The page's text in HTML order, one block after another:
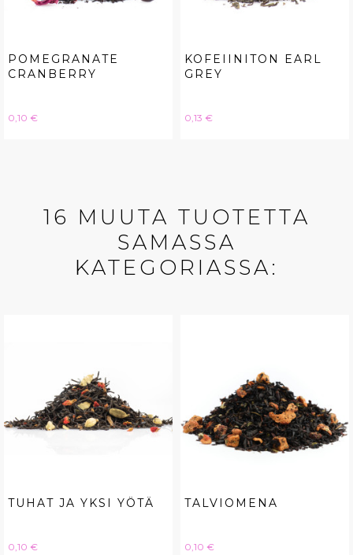
POMEGRANATE
CRANBERRY
Hinta
0,10 €
KOFEIINITON EARL
GREY
Hinta
0,13 €
16 MUUTA TUOTETTA
SAMASSA
KATEGORIASSA:
TUHAT JA YKSI YÖTÄ
Hinta
0,10 €
TALVIOMENA
Hinta
0,10 €